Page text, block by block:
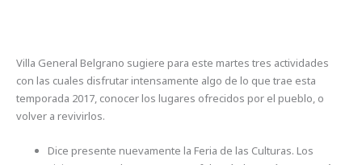
Villa General Belgrano sugiere para este martes tres actividades
con las cuales disfrutar intensamente algo de lo que trae esta
temporada 2017, conocer los lugares ofrecidos por el pueblo, o
volver a revivirlos.
Dice presente nuevamente la Feria de las Culturas. Los